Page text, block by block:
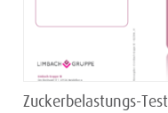
Zuckerbelastungs-Test